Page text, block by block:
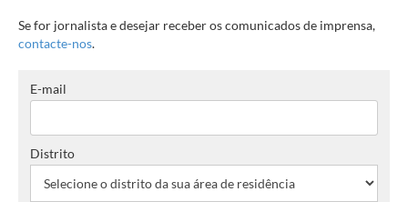
Se for jornalista e desejar receber os comunicados de imprensa,
contacte-nos.
E-mail
Distrito